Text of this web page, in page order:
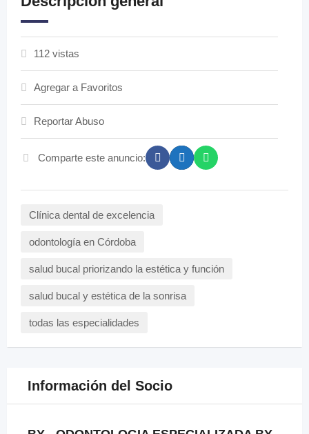
112 vistas
Agregar a Favoritos
Reportar Abuso
Comparte este anuncio:
Clínica dental de excelencia
odontología en Córdoba
salud bucal priorizando la estética y función
salud bucal y estética de la sonrisa
todas las especialidades
Información del Socio